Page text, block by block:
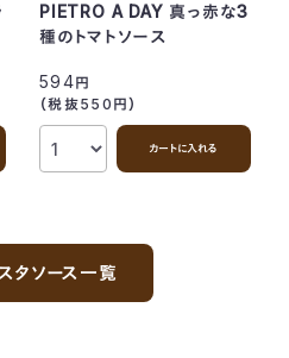
PIETRO A DAY 真っ赤な3
種のトマトソース
594円
（税抜550 円）
カートに入れる
タソース一覧